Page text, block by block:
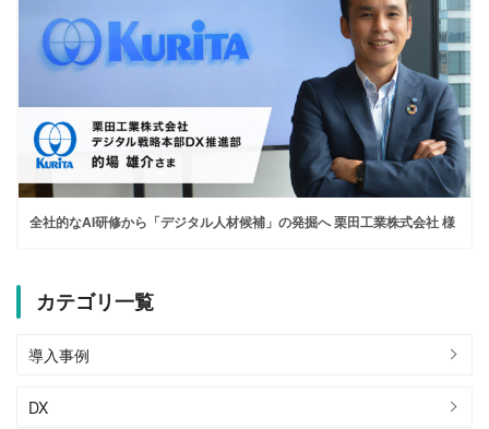
全社的なAI研修から「デジタル人材候補」の発掘へ 栗田工業株式会社 様
カテゴリ一覧
導入事例
DX